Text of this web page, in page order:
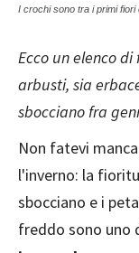
I crochi sono tra i primi fiori
Ecco un elenco
arbusti, sia
sbocciano fra
Non fatevi
l'inverno: la
sbocciano e i
freddo sono uno